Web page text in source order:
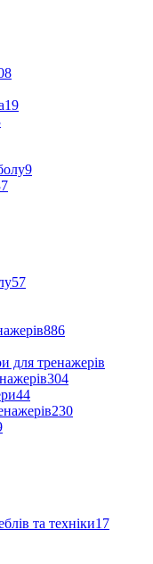
19
9
57
886
для тренажерів
304
44
230
та техніки17